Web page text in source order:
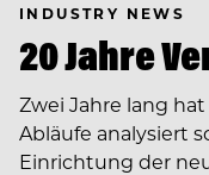
INDUSTRY NEWS
20 Jahre
Zwei Jahre lang
Abläufe analysiert
Einrichtung der